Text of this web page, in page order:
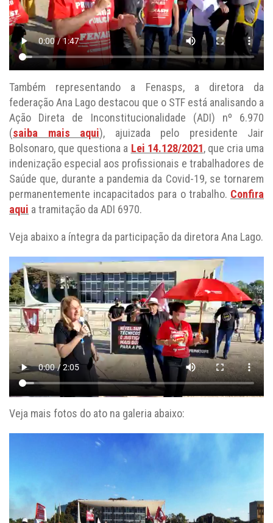
Também representando a Fenasps, a diretora da
federação Ana Lago destacou que o STF está analisando a
Ação Direta de Inconstitucionalidade (ADI) nº 6.970
(saiba mais aqui), ajuizada pelo presidente Jair
Bolsonaro, que questiona a Lei 14.128/2021, que cria uma
indenização especial aos profissionais e trabalhadores de
Saúde que, durante a pandemia da Covid-19, se tornarem
permanentemente incapacitados para o trabalho. Confira
aqui a tramitação da ADI 6970.
Veja abaixo a íntegra da participação da diretora Ana Lago.
Veja mais fotos do ato na galeria abaixo: